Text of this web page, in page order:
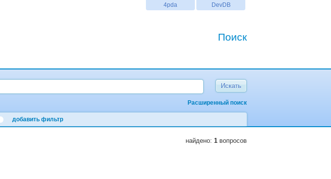
DevDB
4pda
Поиск
Расширенный поиск
добавить фильтр
найдено: 1 вопросов